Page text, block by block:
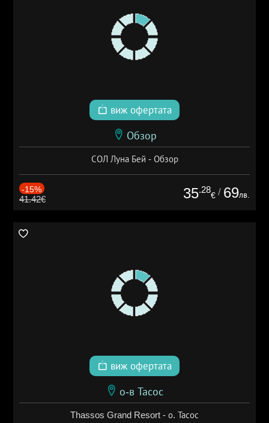
виж офертата
Обзор
СОЛ Луна Бей - Обзор
-15%
41.42€ 35.28
€ / 69лв.
виж офертата
о-в Тасос
Thassos Grand Resort - о. Тасос